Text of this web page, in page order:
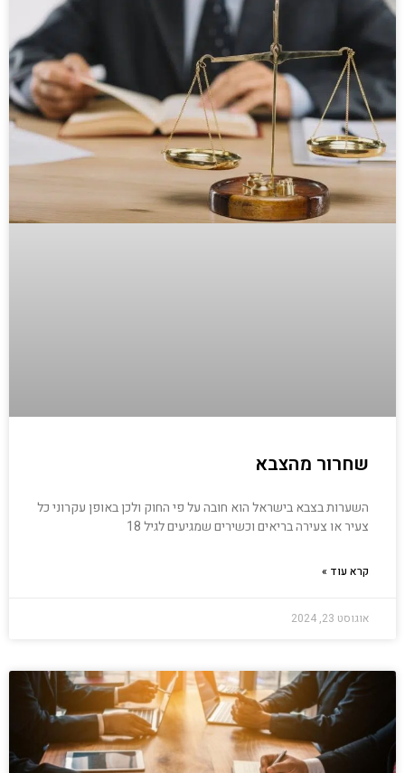
שחרור מהצבא
השערות בצבא בישראל הוא חובה על פי החוק ולכן באופן עקרוני כל
צעיר או צעירה בריאים וכשירים שמגיעים לגיל 18
קרא עוד »
אוגוסט 23, 2024